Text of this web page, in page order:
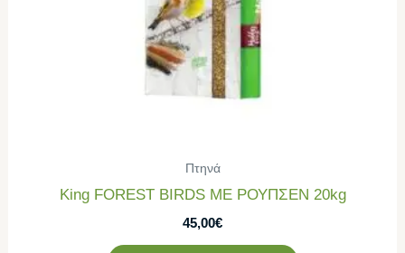
Πτηνά
King FOREST BIRDS ΜΕ ΡΟΥΠΣΕΝ 20kg
45,00€